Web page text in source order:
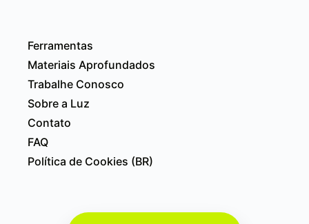
Ferramentas
Materiais Aprofundados
Trabalhe Conosco
Sobre a Luz
Contato
FAQ
Política de Cookies (BR)